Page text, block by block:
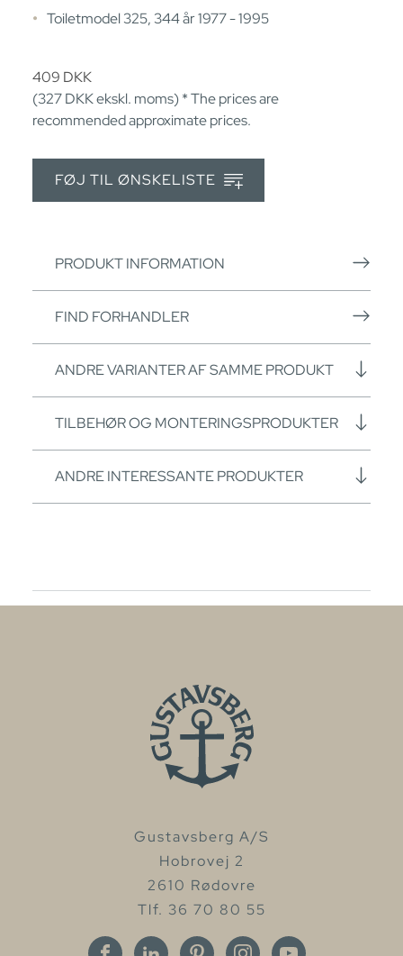
Toiletmodel 325, 344 år 1977 - 1995
409 DKK
(327DKKekskl. moms) * The prices are
recommended approximate prices.
FØJ TIL ØNSKELISTE
PRODUKT INFORMATION
FIND FORHANDLER
ANDRE VARIANTER AF SAMME PRODUKT
TILBEHØR OG MONTERINGSPRODUKTER
ANDRE INTERESSANTE PRODUKTER
Gustavsberg A/S
Hobrovej 2
2610 Rødovre
Tlf. 36 70 80 55